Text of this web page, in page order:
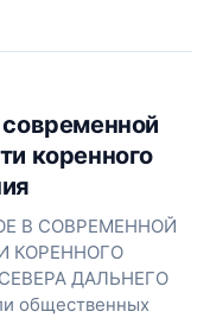
коренного
В СОВРЕМЕННОЙ
КОРЕННОГО
ДАЛЬНЕГО
общественных